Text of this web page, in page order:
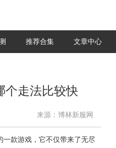
推荐合集 文章中心
个走法比较快
来源：博林新服网
一款游戏，它不仅带来了无尽